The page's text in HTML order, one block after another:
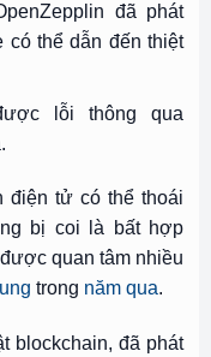
đã phát
có thể dẫn đến thiệt
lỗi thông qua
điện tử có thể thoái
bị coi là bất hợp
quan tâm nhiều
trong năm qua.
blockchain, đã phát